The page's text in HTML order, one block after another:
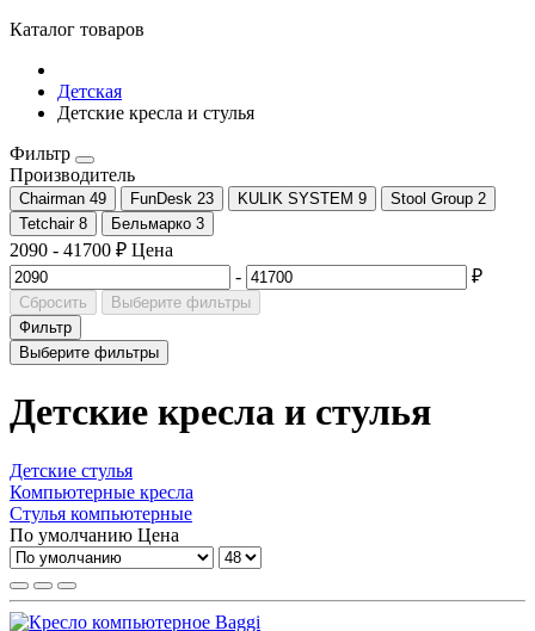
Каталог товаров
Детская
Детские кресла и стулья
Фильтр
Производитель
Chairman 49 FunDesk 23 KULIK SYSTEM 9 Stool Group 2
Tetchair 8 Бельмарко 3
2090 - 41700 ₽ Цена
-
₽
Сбросить
Выберите фильтры
Фильтр
Выберите фильтры
Детские кресла и стулья
Детские стулья
Компьютерные кресла
Стулья компьютерные
По умолчанию Цена